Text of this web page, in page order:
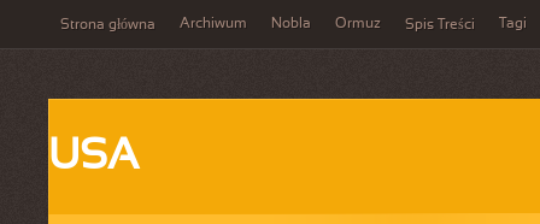
Strona główna Archiwum Nobla Ormuz Spis Treści Tagi
USA